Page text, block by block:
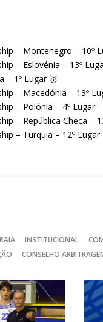
– Montenegro – 10º
– Eslovénia – 13º
– 1º Lugar 🥇
– Macedónia – 13º
– Polónia – 4º Lugar
– República Checa –
– Turquia – 12º Lugar
INSTITUCIONAL
CONSELHO